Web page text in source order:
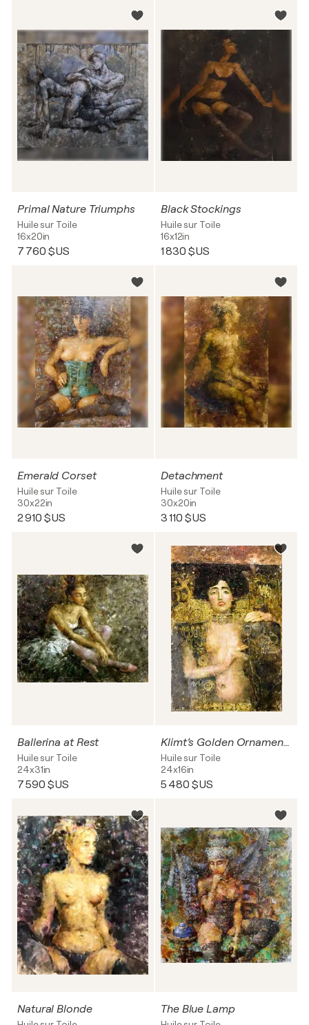
Primal Nature Triumphs
Huile sur Toile
16x20in
7 760 $US
Black Stockings
Huile sur Toile
16x12in
1 830 $US
Emerald Corset
Huile sur Toile
30x22in
2 910 $US
Detachment
Huile sur Toile
30x20in
3 110 $US
Ballerina at Rest
Huile sur Toile
24x31in
7 590 $US
Klimt’s Golden Ornaments
Huile sur Toile
24x16in
5 480 $US
Natural Blonde The Blue Lamp